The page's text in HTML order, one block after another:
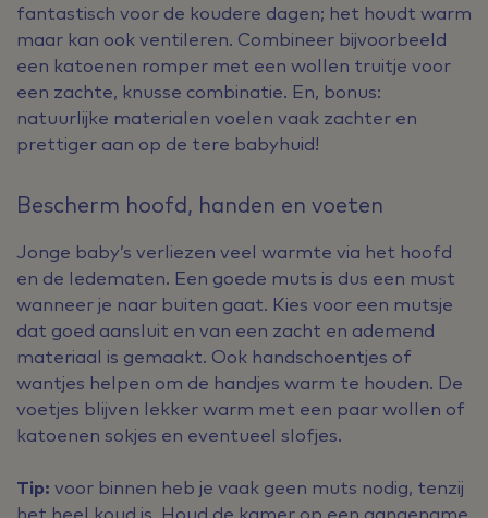
fantastisch voor de koudere dagen; het houdt warm
maar kan ook ventileren. Combineer bijvoorbeeld
een katoenen romper met een wollen truitje voor
een zachte, knusse combinatie. En, bonus:
natuurlijke materialen voelen vaak zachter en
prettiger aan op de tere babyhuid!
Bescherm hoofd, handen en voeten
Jonge baby’s verliezen veel warmte via het hoofd
en de ledematen. Een goede muts is dus een must
wanneer je naar buiten gaat. Kies voor een mutsje
dat goed aansluit en van een zacht en ademend
materiaal is gemaakt. Ook handschoentjes of
wantjes helpen om de handjes warm te houden. De
voetjes blijven lekker warm met een paar wollen of
katoenen sokjes en eventueel slofjes.
Tip: voor binnen heb je vaak geen muts nodig, tenzij
het heel koud is. Houd de kamer op een aangename